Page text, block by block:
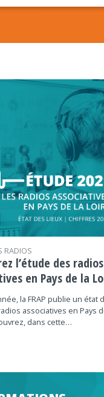
RADIOS
l’étude des radios
en Pays de la
la FRAP publie un état
associatives en Pays
dans cette…